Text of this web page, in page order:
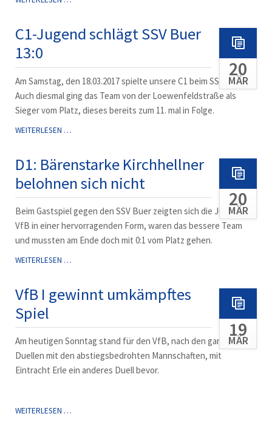
UNTERSTÜTZT
C1-Jugend schlägt SSV Buer
13:0
20
MÄR
Am Samstag, den 18.03.2017 spielte unsere C1 beim SSV Buer 3.
Auch diesmal ging das Team von der Loewenfeldstraße als
Sieger vom Platz, dieses bereits zum 11. mal in Folge.
WEITERLESEN …C1-
SSV
BUER
D1: Bärenstarke Kirchhellner
belohnen sich nicht
20
MÄR
Beim Gastspiel gegen den SSV Buer zeigten sich die Jungs vom
VfB in einer hervorragenden Form, waren das bessere Team
und mussten am Ende doch mit 0:1 vom Platz gehen.
WEITERLESEN …D1:
BELOHNEN
VfB I gewinnt umkämpftes
Spiel
19
MÄR
Am heutigen Sonntag stand für den VfB, nach den ganzen
Duellen mit den abstiegsbedrohten Mannschaften, mit
Eintracht Erle ein anderes Duell bevor.
WEITERLESEN …VFB